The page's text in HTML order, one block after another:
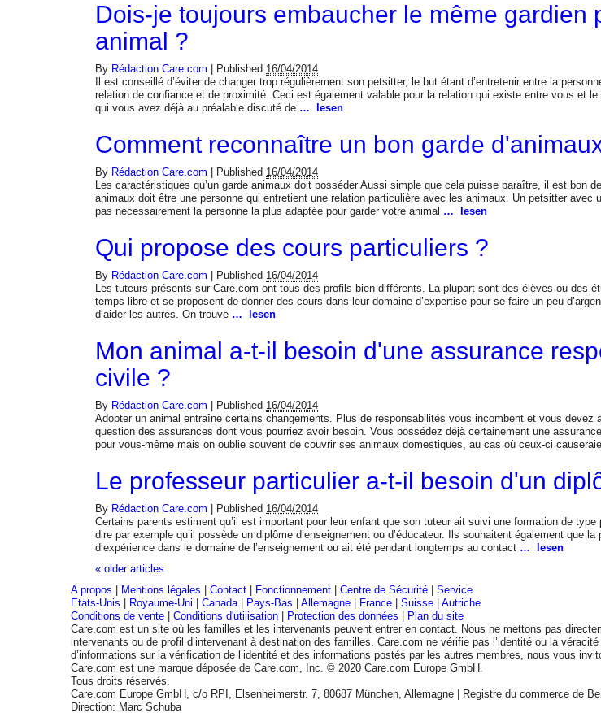
Dois-je toujours embaucher le même gardien
animal ?
By Rédaction Care.com Published 16/04/2014
Il est conseillé d’éviter de changer trop régulièrement son petsitter, le but étant d’entretenir entre la
relation de confiance et de proximité. Ceci est également valable pour la relation qui existe entre vous et le
qui vous avez déjà au préalable discuté de … lesen
Comment reconnaître un bon garde
By Rédaction Care.com Published 16/04/2014
Les caractéristiques qu’un garde animaux doit posséder Aussi simple que cela puisse paraître, il est bon
animaux doit être une personne qui entretient une relation particulière avec les animaux. Un petsitter avec
pas nécessairement la personne la plus adaptée pour garder votre animal … lesen
Qui propose des cours particuliers ?
By Rédaction Care.com Published 16/04/2014
Les tuteurs présents sur Care.com ont tous des profils bien différents. La plupart sont des élèves ou des
temps libre et se proposent de donner des cours dans leur domaine d’expertise pour se faire un peu
d’aider les autres. On trouve … lesen
Mon animal a-t-il besoin d'une assurance
civile ?
By Rédaction Care.com Published 16/04/2014
Adopter un animal entraîne certains changements. Plus de responsabilités vous incombent et vous devez
question des assurances dont vous pourriez avoir besoin. Vous possédez déjà certainement une
pour vous-même mais on oublie souvent de couvrir ses animaux domestiques, au cas où ceux-ci
Le professeur particulier a-t-il besoin d'un
By Rédaction Care.com Published 16/04/2014
Certains parents estiment qu’il est important pour leur enfant que son tuteur ait suivi une formation de type
dire par exemple qu’il possède un diplôme d’enseignement ou d’éducateur. Ils souhaitent également que
d’expérience dans le domaine de l’enseignement ou ait été pendant longtemps au contact … lesen
« older articles
A propos
Mentions légales Contact Fonctionnement Centre de Sécurité
Service
Etats-Unis
Royaume-Uni Canada Pays-Bas Allemagne France Suisse
Autriche
Conditions de vente
Conditions d'utilisation Protection des données
Plan du site
Care.com est un site où les familles et les intervenants peuvent entrer en contact. Nous ne mettons pas
intervenants ou de profil d’intervenant à destination des familles. Care.com ne vérifie pas l’identité ou la
d’informations sur la vérification de l’identité et des informations postés par les autres membres, nous vous
Care.com est une marque déposée de Care.com, Inc. © 2020 Care.com Europe GmbH.
Tous droits réservés.
Care.com Europe GmbH, c/o RPI, Elsenheimerstr. 7, 80687 München, Allemagne | Registre du commerce de
Direction: Marc Schuba